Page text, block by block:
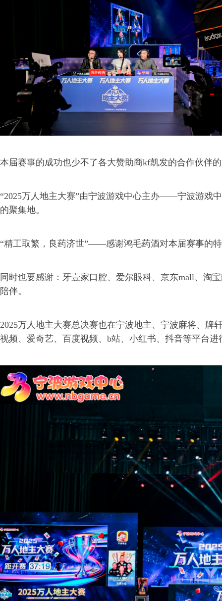
本届赛事的成功也少不了各大赞助商kf凯发的合作伙伴
“2025万人地主大赛”由宁波游戏中心主办——宁波游戏
的聚集地。
“精工取繁，良药济世”——感谢鸿毛药酒对本届赛事的
同时也要感谢：牙壹家口腔、爱尔眼科、京东mall、淘
陪伴。
2025万人地主大赛总决赛也在宁波地主、宁波麻将、牌
视频、爱奇艺、百度视频、b站、小红书、抖音等平台进